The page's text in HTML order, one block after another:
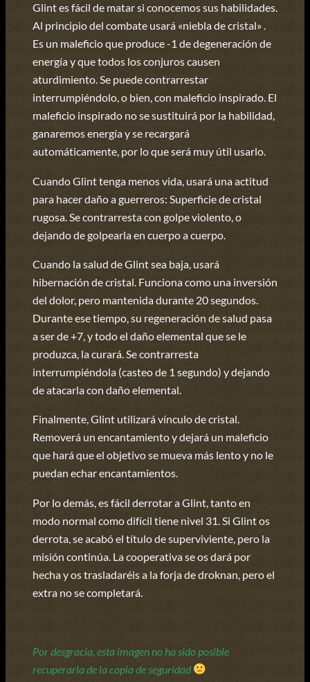
Glint es fácil de matar si conocemos sus habilidades.
Al principio del combate usará «niebla de cristal» .
Es un maleficio que produce -1 de degeneración de
energía y que todos los conjuros causen
aturdimiento. Se puede contrarrestar
interrumpiéndolo, o bien, con maleficio inspirado. El
maleficio inspirado no se sustituirá por la habilidad,
ganaremos energía y se recargará
automáticamente, por lo que será muy útil usarlo.
Cuando Glint tenga menos vida, usará una actitud
para hacer daño a guerreros: Superficie de cristal
rugosa. Se contrarresta con golpe violento, o
dejando de golpearla en cuerpo a cuerpo.
Cuando la salud de Glint sea baja, usará
hibernación de cristal. Funciona como una inversión
del dolor, pero mantenida durante 20 segundos.
Durante ese tiempo, su regeneración de salud pasa
a ser de +7, y todo el daño elemental que se le
produzca, la curará. Se contrarresta
interrumpiéndola (casteo de 1 segundo) y dejando
de atacarla con daño elemental.
Finalmente, Glint utilizará vínculo de cristal.
Removerá un encantamiento y dejará un maleficio
que hará que el objetivo se mueva más lento y no le
puedan echar encantamientos.
Por lo demás, es fácil derrotar a Glint, tanto en
modo normal como difícil tiene nivel 31. Si Glint os
derrota, se acabó el título de superviviente, pero la
misión continúa. La cooperativa se os dará por
hecha y os trasladaréis a la forja de droknan, pero el
extra no se completará.
Por desgracia, esta imagen no ha sido posible
recuperarla de la copia de seguridad